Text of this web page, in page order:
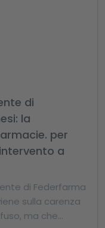
di
la
per
a
di Federfarma
sulla carenza
ma che...